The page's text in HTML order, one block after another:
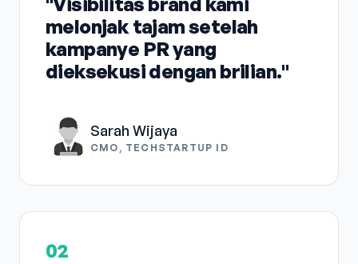
melonjak tajam setelah
kampanye PR yang
dieksekusi dengan brilian."
Sarah Wijaya
CMO, TECHSTARTUP ID
02